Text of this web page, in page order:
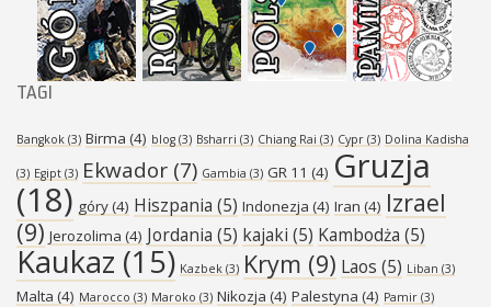
TAGI
Bangkok (3) Birma (4) blog (3) Bsharri (3) Chiang Rai (3) Cypr (3) Dolina Kadisha
(3) Egipt (3) Ekwador (7) Gambia (3) GR 11 (4) Gruzja
(18) góry(4) Hiszpania (5) Indonezja (4) Iran (4) Izrael
(9) Jerozolima (4) Jordania (5) kajaki (5) Kambodża (5)
Kaukaz (15) Kazbek (3) Krym (9) Laos (5) Liban (3)
Malta (4) Marocco (3) Maroko (3) Nikozja (4) Palestyna (4) Pamir (3)